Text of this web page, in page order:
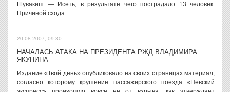
Шувакиш — Исеть, в результате чего пострадало 13 человек.
Причиной схода...
20.08.2007, 09:30
НАЧАЛАСЬ АТАКА НА ПРЕЗИДЕНТА РЖД ВЛАДИМИРА
ЯКУНИНА
Издание «Твой день» опубликовало на своих страницах материал,
согласно которому крушение пассажирского поезда «Невский